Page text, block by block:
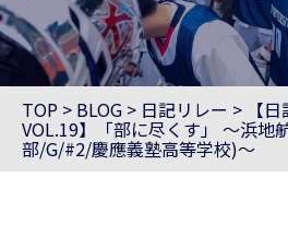
TOP > BLOG > 日記リレー > 【
VOL.19】「部に尽くす」 ～浜地
部/G/#2/慶應義塾高等学校)～